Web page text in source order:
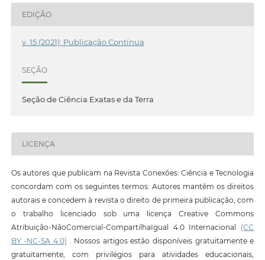
EDIÇÃO
v. 15 (2021): Publicação Contínua
SEÇÃO
Seção de Ciência Exatas e da Terra
LICENÇA
Os autores que publicam na Revista Conexões: Ciência e Tecnologia
concordam com os seguintes termos: Autores mantêm os direitos
autorais e concedem à revista o direito de primeira publicação, com
o trabalho licenciado sob uma licença Creative Commons
Atribuição-NãoComercial-CompartilhaIgual 4.0 Internacional (CC
BY -NC-SA 4.0) . Nossos artigos estão disponíveis gratuitamente e
gratuitamente, com privilégios para atividades educacionais,